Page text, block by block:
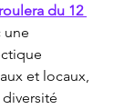
du 12
une
et locaux,